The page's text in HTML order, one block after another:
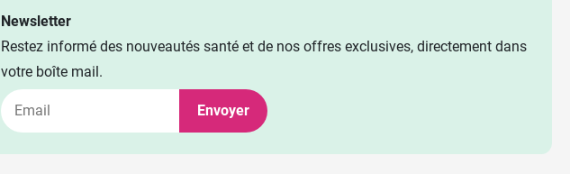
Newsletter
Restez informé des nouveautés santé et de nos offres exclusives, directement dans
votre boîte mail.
Envoyer